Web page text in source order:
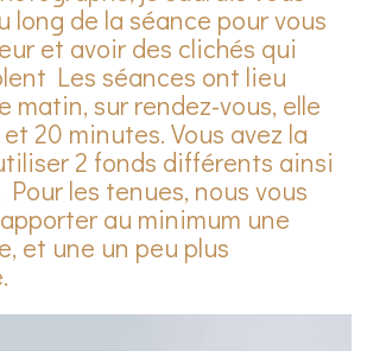
long de la séance pour vous
et avoir des clichés qui
Les séances ont lieu
matin, sur rendez-vous, elle
20 minutes. Vous avez la
2 fonds différents ainsi
les tenues, nous vous
au minimum une
et une un peu plus